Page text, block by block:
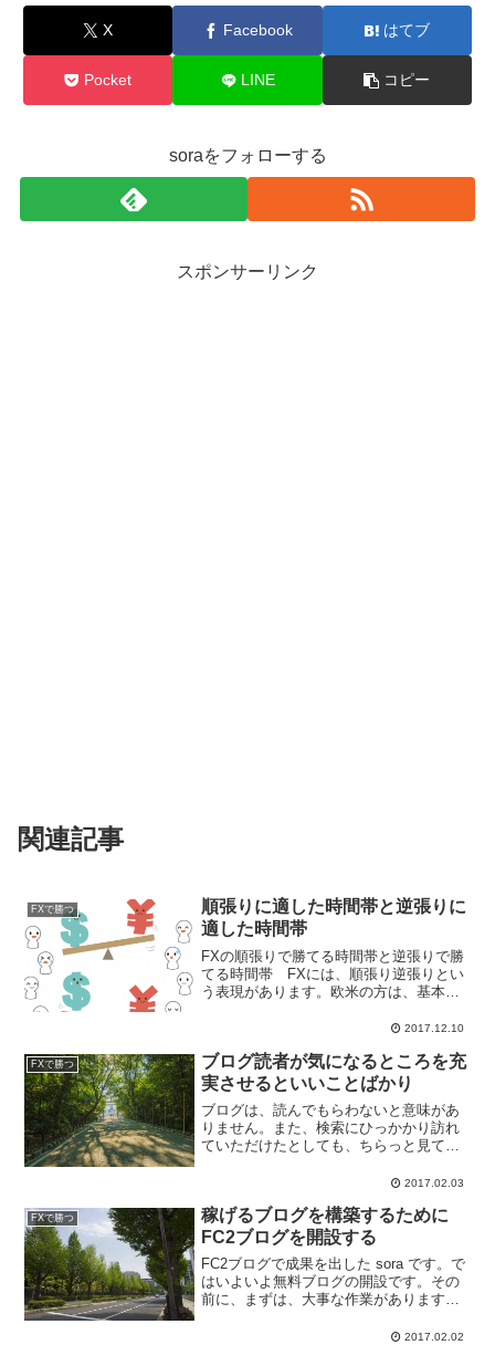
X Facebook はてブ
Pocket LINE コピー
soraをフォローする
スポンサーリンク
関連記事
FXで勝つ
順張りに適した時間帯と逆張りに
適した時間帯
FXの順張りで勝てる時間帯と逆張りで勝
てる時間帯 FXには、順張り逆張りとい
う表現があります。欧米の方は、基本的
ときにはそれをとことん取りに行きま
るかな・・・という勝手...
2017.12.10
FXで勝つ
ブログ読者が気になるところを充
実させるといいことばかり
ブログは、読んでもらわないと意味があ
りません。また、検索にひっかかり訪れ
ていただけたとしても、ちらっと見て、
で、自分のブログのある項目を作成およ
2017.02.03
FXで勝つ
稼げるブログを構築するために
FC2ブログを開設する
FC2ブログで成果を出した sora です。で
はいよいよ無料ブログの開設です。その
前に、まずは、大事な作業があります。
アドレスを新規に取得してください。今
2017.02.02